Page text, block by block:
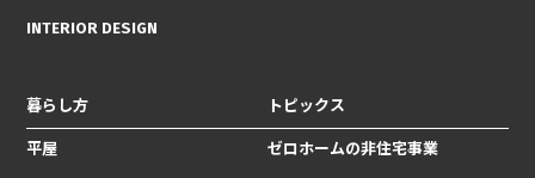
INTERIOR DESIGN
暮らし方
平屋
トピックス
ゼロホームの非住宅事業